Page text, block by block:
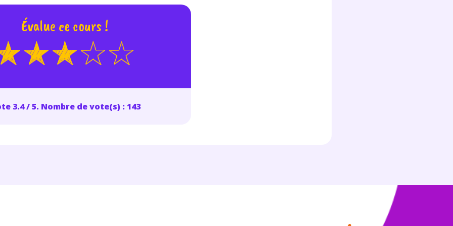
Évalue ce cours !
3.4 / 5. Nombre de vote(s) : 143